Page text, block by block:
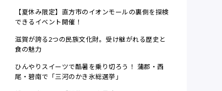
【夏休み限定】直方市のイオンモールの裏側を探検
できるイベント開催！
滋賀が誇る2つの民族文化財。受け継がれる歴史と
食の魅力
ひんやりスイーツで酷暑を乗り切ろう！ 蒲郡・西
尾・碧南で「三河のかき氷総選挙」